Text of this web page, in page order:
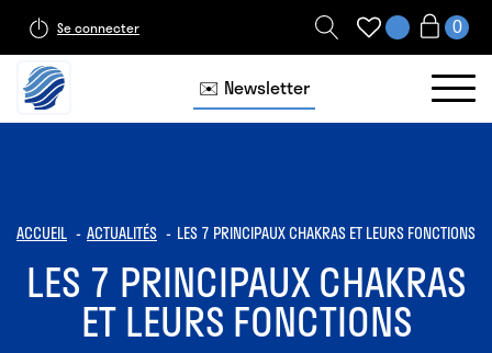
Se connecter
✉️ Newsletter
ACCUEIL ACTUALITÉS LES 7 PRINCIPAUX CHAKRAS ET LEURS FONCTIONS
LES 7 PRINCIPAUX CHAKRAS
ET LEURS FONCTIONS